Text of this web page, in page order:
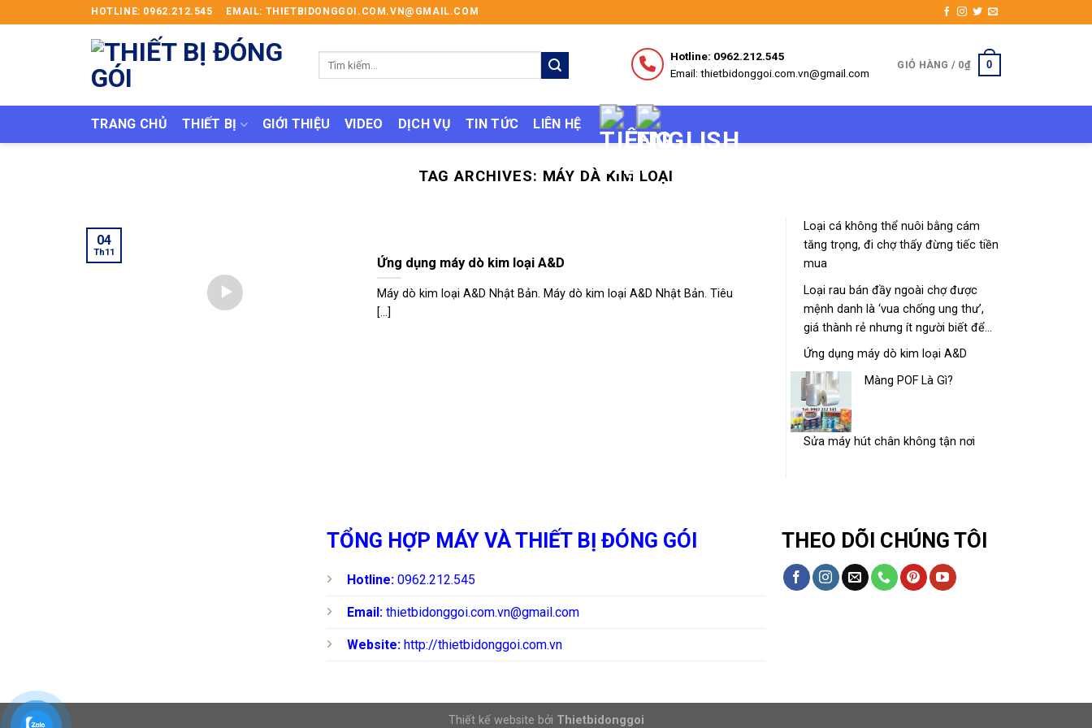
to
HOTLINE: 0962.212.545 EMAIL: THIETBIDONGGOI.COM.VN@GMAIL.COM
Hotline: 0962.212.545
Email: thietbidonggoi.com.vn@gmail.com
GIỎ HÀNG / 0₫ 0
TRANG CHỦ THIẾT BỊ GIỚI THIỆU VIDEO DỊCH VỤ TIN TỨC LIÊN HỆ
TAG ARCHIVES: MÁY DÀ KIM LOẠI
Ứng dụng máy dò kim loại A&D
Máy dò kim loại A&D Nhật Bản. Máy dò kim loại A&D Nhật Bản. Tiêu
[...]
04
Th11
Loại cá không thể nuôi bằng cám
tăng trọng, đi chợ thấy đừng tiếc tiền
mua
Loại rau bán đầy ngoài chợ được
mệnh danh là ‘vua chống ung thư’,
giá thành rẻ nhưng ít người biết để
mua về
Ứng dụng máy dò kim loại A&D
Màng POF Là Gì?
Sửa máy hút chân không tận nơi
TỔNG HỢP MÁY VÀ THIẾT BỊ ĐÓNG GÓI
Hotline: 0962.212.545
Email: thietbidonggoi.com.vn@gmail.com
Website: http://thietbidonggoi.com.vn
THEO DÕI CHÚNG TÔI
Thiết kế website bởi Thietbidonggoi